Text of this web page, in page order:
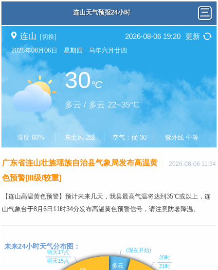
连山天气预报24小时
连山 [切换] 2026-08-06 19:20 更新
2026年08月06日 星期四 马年六月廿四
30°C
多云 / 多云 22~35°C
湿度 60% 东北风 2级 空气：优 30 紫外线 中等
2026-08-06 11:34
广东省连山壮族瑶族自治县气象局发布高温黄
色预警[III级/较重]
【连山高温黄色预警】预计未来几天，我县最高气温将达到35℃或以上，连
山气象台于8月6日11时34分发布高温黄色预警信号，请注意防暑降温。